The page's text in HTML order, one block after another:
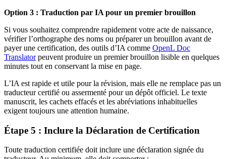
Option 3 : Traduction par IA pour un premier brouillon
Si vous souhaitez comprendre rapidement votre acte de naissance,
vérifier l’orthographe des noms ou préparer un brouillon avant de
payer une certification, des outils d’IA comme OpenL Doc
Translatorpeuvent produire un premier brouillon lisible en quelques
minutes tout en conservant la mise en page.
L’IA est rapide et utile pour la révision, mais elle ne remplace pas un
traducteur certifié ou assermenté pour un dépôt officiel. Le texte
manuscrit, les cachets effacés et les abréviations inhabituelles
exigent toujours une attention humaine.
Étape 5 : Inclure la Déclaration de Certification
Toute traduction certifiée doit inclure une déclaration signée du